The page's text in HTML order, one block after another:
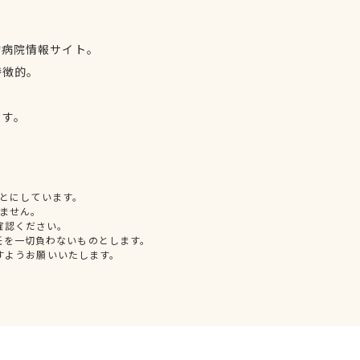
院情報サイト。
的。
。
しています。
せん。
ください。
一切負わないものとします。
うお願いいたします。